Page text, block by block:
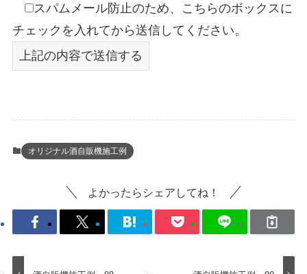
スパムメール防止のため、こちらのボックスに
チェックを入れてから送信してください。
オリジナル酒自販機施工例
よかったらシェアしてね！